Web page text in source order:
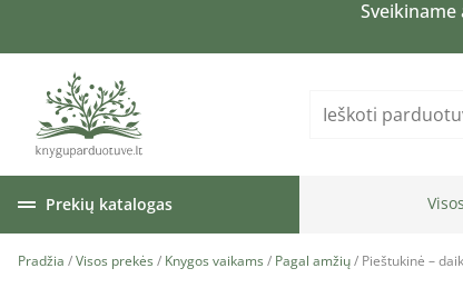
Sveikiname
Prekių katalogas
Pradžia /Visos prekės / Knygos vaikams / Pagal amžių/ Pieštukinė –